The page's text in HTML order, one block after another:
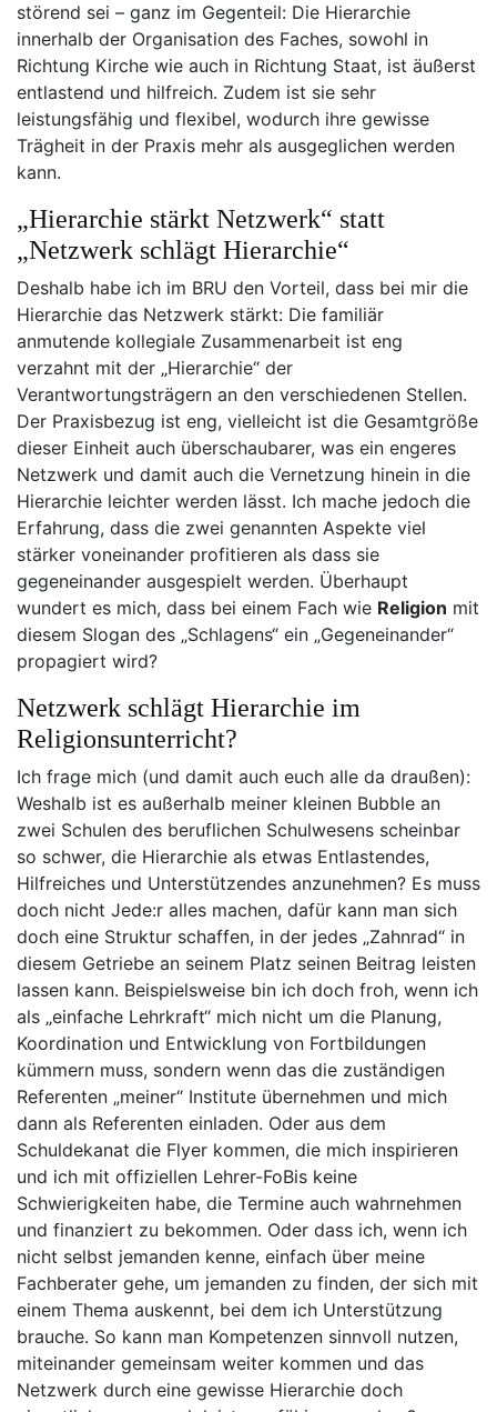
störend sei – ganz im Gegenteil: Die Hierarchie
innerhalb der Organisation des Faches, sowohl in
Richtung Kirche wie auch in Richtung Staat, ist äußerst
entlastend und hilfreich. Zudem ist sie sehr
leistungsfähig und flexibel, wodurch ihre gewisse
Trägheit in der Praxis mehr als ausgeglichen werden
kann.
„Hierarchie stärkt Netzwerk“ statt
„Netzwerk schlägt Hierarchie“
Deshalb habe ich im BRU den Vorteil, dass bei mir die
Hierarchie das Netzwerk stärkt: Die familiär
anmutende kollegiale Zusammenarbeit ist eng
verzahnt mit der „Hierarchie“ der
Verantwortungsträgern an den verschiedenen Stellen.
Der Praxisbezug ist eng, vielleicht ist die Gesamtgröße
dieser Einheit auch überschaubarer, was ein engeres
Netzwerk und damit auch die Vernetzung hinein in die
Hierarchie leichter werden lässt. Ich mache jedoch die
Erfahrung, dass die zwei genannten Aspekte viel
stärker voneinander profitieren als dass sie
gegeneinander ausgespielt werden. Überhaupt
wundert es mich, dass bei einem Fach wie Religion mit
diesem Slogan des „Schlagens“ ein „Gegeneinander“
propagiert wird?
Netzwerk schlägt Hierarchie im
Religionsunterricht?
Ich frage mich (und damit auch euch alle da draußen):
Weshalb ist es außerhalb meiner kleinen Bubble an
zwei Schulen des beruflichen Schulwesens scheinbar
so schwer, die Hierarchie als etwas Entlastendes,
Hilfreiches und Unterstützendes anzunehmen? Es muss
doch nicht Jede:r alles machen, dafür kann man sich
doch eine Struktur schaffen, in der jedes „Zahnrad“ in
diesem Getriebe an seinem Platz seinen Beitrag leisten
lassen kann. Beispielsweise bin ich doch froh, wenn ich
als „einfache Lehrkraft“ mich nicht um die Planung,
Koordination und Entwicklung von Fortbildungen
kümmern muss, sondern wenn das die zuständigen
Referenten „meiner“ Institute übernehmen und mich
dann als Referenten einladen. Oder aus dem
Schuldekanat die Flyer kommen, die mich inspirieren
und ich mit offiziellen Lehrer-FoBis keine
Schwierigkeiten habe, die Termine auch wahrnehmen
und finanziert zu bekommen. Oder dass ich, wenn ich
nicht selbst jemanden kenne, einfach über meine
Fachberater gehe, um jemanden zu finden, der sich mit
einem Thema auskennt, bei dem ich Unterstützung
brauche. So kann man Kompetenzen sinnvoll nutzen,
miteinander gemeinsam weiter kommen und das
Netzwerk durch eine gewisse Hierarchie doch